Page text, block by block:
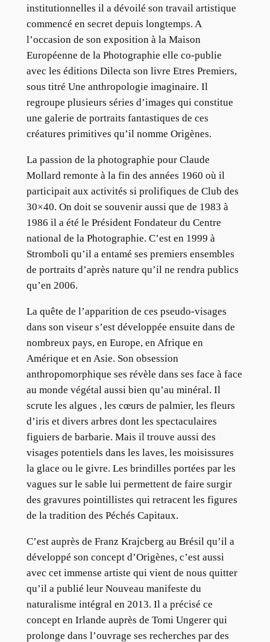
institutionnelles il a dévoilé son travail artistique
commencé en secret depuis longtemps. A
l’occasion de son exposition à la Maison
Européenne de la Photographie elle co-publie
avec les éditions Dilecta son livre Etres Premiers,
sous titré Une anthropologie imaginaire. Il
regroupe plusieurs séries d’images qui constitue
une galerie de portraits fantastiques de ces
créatures primitives qu’il nomme Origènes.
La passion de la photographie pour Claude
Mollard remonte à la fin des années 1960 où il
participait aux activités si prolifiques de Club des
30×40. On doit se souvenir aussi que de 1983 à
1986 il a été le Président Fondateur du Centre
national de la Photographie. C’est en 1999 à
Stromboli qu’il a entamé ses premiers ensembles
de portraits d’après nature qu’il ne rendra publics
qu’en 2006.
La quête de l’apparition de ces pseudo-visages
dans son viseur s’est développée ensuite dans de
nombreux pays, en Europe, en Afrique en
Amérique et en Asie. Son obsession
anthropomorphique ses révèle dans ses face à face
au monde végétal aussi bien qu’au minéral. Il
scrute les algues , les cœurs de palmier, les fleurs
d’iris et divers arbres dont les spectaculaires
figuiers de barbarie. Mais il trouve aussi des
visages potentiels dans les laves, les moisissures
la glace ou le givre. Les brindilles portées par les
vagues sur le sable lui permettent de faire surgir
des gravures pointillistes qui retracent les figures
de la tradition des Péchés Capitaux.
C’est auprès de Franz Krajcberg au Brésil qu’il a
développé son concept d’Origènes, c’est aussi
avec cet immense artiste qui vient de nous quitter
qu’il a publié leur Nouveau manifeste du
naturalisme intégral en 2013. Il a précisé ce
concept en Irlande auprès de Tomi Ungerer qui
prolonge dans l’ouvrage ses recherches par des